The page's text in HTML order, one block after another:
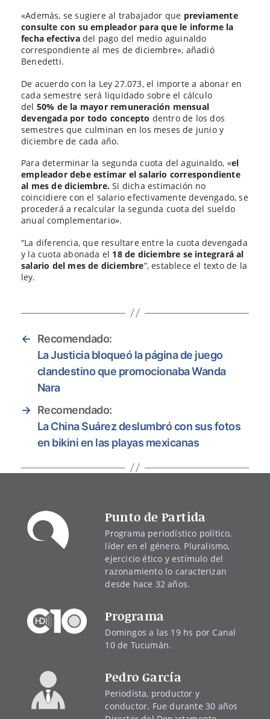
«Además, se sugiere al trabajador que previamente
consulte con su empleador para que le informe la
fecha efectivadel pago del medio aguinaldo
correspondiente al mes de diciembre», añadió
Benedetti.
De acuerdo con la Ley 27.073, el importe a abonar en
cada semestre será liquidado sobre el cálculo
del 50% de la mayor remuneración mensual
devengada por todo concepto dentro de los dos
semestres que culminan en los meses de junio y
diciembre de cada año.
Para determinar la segunda cuota del aguinaldo, «el
empleador debe estimar el salario correspondiente
al mes de diciembre. Si dicha estimación no
coincidiere con el salario efectivamente devengado, se
procederá a recalcular la segunda cuota del sueldo
anual complementario».
“La diferencia, que resultare entre la cuota devengada
y la cuota abonada el 18 de diciembre se integrará al
salario del mes de diciembre”, establece el texto de la
ley.
←
Recomendado:
La Justicia bloqueó la página de juego
clandestino que promocionaba Wanda
Nara
→ Recomendado:
La China Suárez deslumbró con sus fotos
en bikini en las playas mexicanas
Punto de Partida
Programa periodístico político,
líder en el género. Pluralismo,
ejercicio ético y estímulo del
razonamiento lo caracterizan
desde hace 32 años.
Programa
Domingos a las 19 hs por Canal
10 de Tucumán.
Pedro García
Periodista, productor y
conductor. Fue durante 30 años